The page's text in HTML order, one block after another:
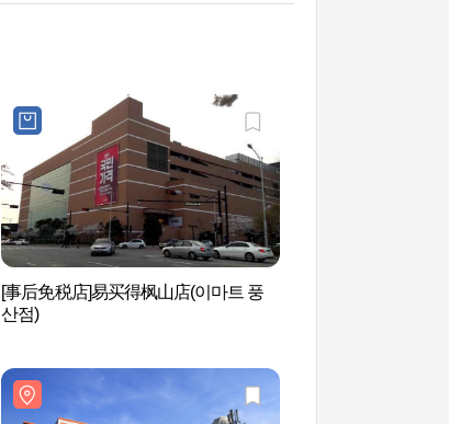
[事后免税店]易买得枫山店(이마트 풍
산점)